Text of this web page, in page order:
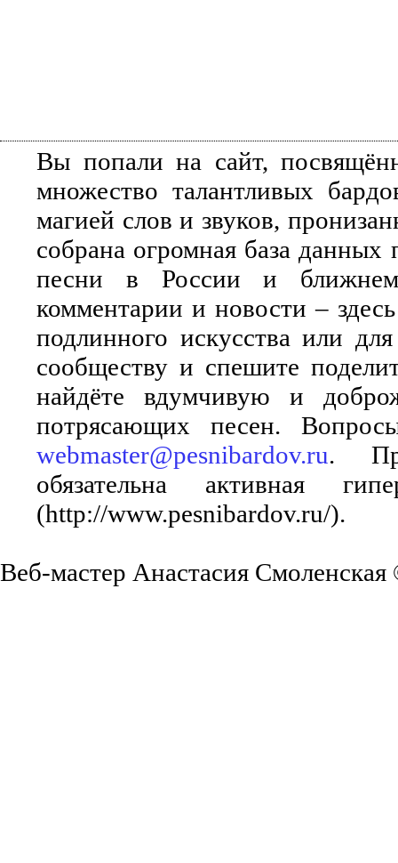
Вы попали на сайт,
множество талантливых
магией слов и звуков,
собрана огромная база
песни в России и ближнем
комментарии и новости –
подлинного искусства или
сообществу и спешите
найдёте вдумчивую и
потрясающих песен.
webmaster@pesnibardov.ru.
обязательна активная
(http://www.pesnibardov.ru/).
Веб-мастер Анастасия